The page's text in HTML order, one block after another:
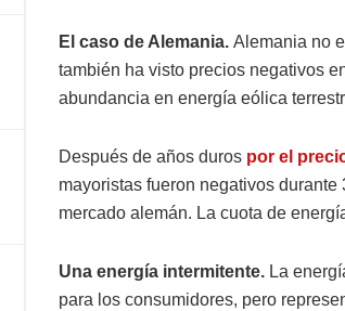
El caso de Alemania. Alemania no
también ha visto precios negativos
abundancia en energía eólica
Después de años duros por el
mayoristas fueron negativos
mercado alemán. La cuota de
Una energía intermitente. La
para los consumidores, pero